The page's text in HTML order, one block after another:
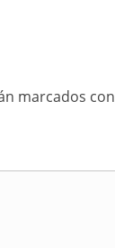
marcados con